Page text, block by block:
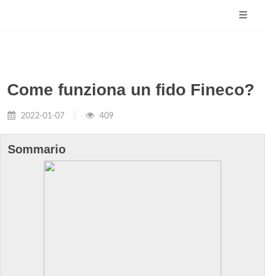
Come funziona un fido Fineco?
2022-01-07 409
Sommario